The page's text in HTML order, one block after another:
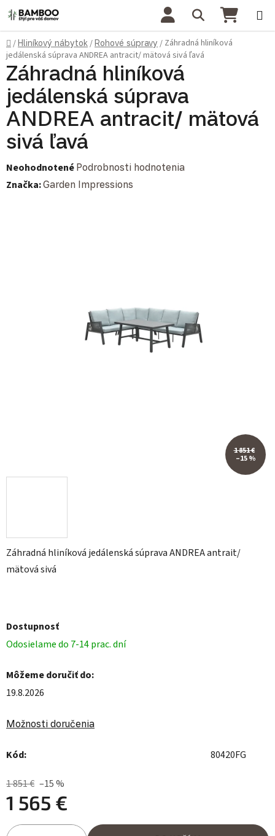
Prejsť na obsah Hľadať
Domov
/Hliníkový nábytok /Rohové súpravy / Záhradná hliníková
jedálenská súprava ANDREA antracit/ mätová sivá ľavá
Záhradná hliníková jedálenská súprava ANDREA antrait/
mätová sivá
Dostupnosť
Odosielame do 7-14 prac. dní
Môžeme doručiť do:
19.8.2026
Možnosti doručenia
Kód: 80420FG
1 851 € –15 %
1 565 €
Jednotková cena:
Záhradná hliníková
jedálenská súprava
ANDREA antracit/ mätová
sivá ľavá
Priemerné hodnotenie produktu je 0,0 z 5 hviezdičiek.
Neohodnotené Podrobnosti hodnotenia
Značka:Garden Impressions
1 851 €
–15 %